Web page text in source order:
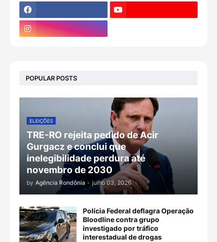
POPULAR POSTS
ELEIÇÕES
TRE-RO rejeita pedido de Acir
Gurgacz e conclui que
inelegibilidade perdura até
novembro de 2030
by Agência Rondônia - julho 03, 2026
Polícia Federal deflagra Operação
Bloodline contra grupo
investigado por tráfico
interestadual de drogas